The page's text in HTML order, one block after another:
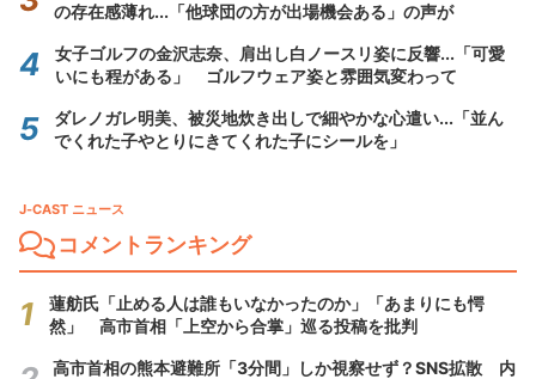
の存在感薄れ...「他球団の方が出場機会ある」の声が
女子ゴルフの金沢志奈、肩出し白ノースリ姿に反響...「可愛
いにも程がある」 ゴルフウェア姿と雰囲気変わって
ダレノガレ明美、被災地炊き出しで細やかな心遣い...「並ん
でくれた子やとりにきてくれた子にシールを」
J-CAST ニュース
コメントランキング
蓮舫氏「止める人は誰もいなかったのか」「あまりにも愕
然」 高市首相「上空から合掌」巡る投稿を批判
高市首相の熊本避難所「3分間」しか視察せず？SNS拡散 内